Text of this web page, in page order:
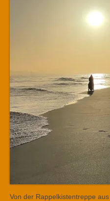
Von der Rappelkistentreppe